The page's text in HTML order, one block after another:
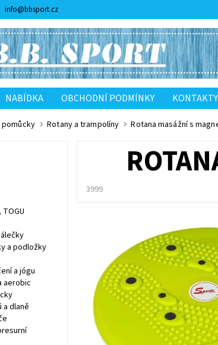
info@bbsport.cz
NABÍDKA OBCHODNÍ PODMÍNKY KONTAKTY
Rotany a trampolíny Rotana masážní s
3999
a podložky
a jógu
aerobic
dlaně